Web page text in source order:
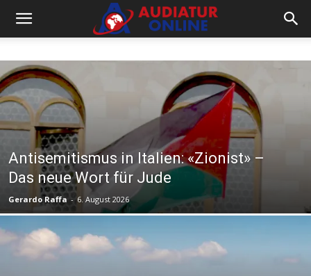
Antisemitismus in Italien: «Zionist» –
Das neue Wort für Jude
Gerardo Raffa - 6. August 2026